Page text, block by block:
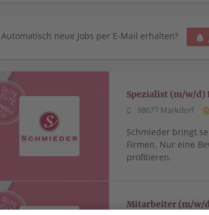
Automatisch neue Jobs per E-Mail erhalten?
Spezialist (m/w/d)
88677 Markdorf
Schmieder bringt
Firmen. Nur eine
profitieren.
Mitarbeiter (m/w/